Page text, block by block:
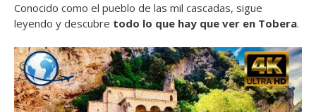
Conocido como el pueblo de las mil cascadas, sigue
leyendo y descubre todo lo que hay que ver en Tobera.